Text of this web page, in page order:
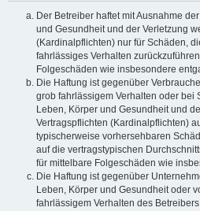
Der Betreiber haftet mit Ausnahme
und Gesundheit und der Verletzung
(Kardinalpflichten) nur für Schäden,
fahrlässiges Verhalten
Folgeschäden wie insbesondere
Die Haftung ist gegenüber
grob fahrlässigem Verhalten oder bei
Leben, Körper und Gesundheit und
Vertragspflichten (Kardinalpflichten)
typischerweise vorhersehbaren
auf die vertragstypischen
für mittelbare Folgeschäden wie
Die Haftung ist gegenüber
Leben, Körper und Gesundheit oder
fahrlässigem Verhalten des